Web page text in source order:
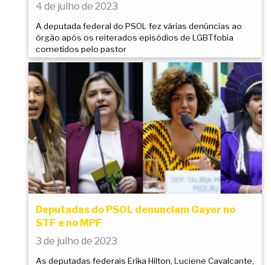
4 de julho de 2023
A deputada federal do PSOL fez várias denúncias ao
órgão após os reiterados episódios de LGBTfobia
cometidos pelo pastor
Deputadas do PSOL denunciam Gayer no
STF e no MPF
3 de julho de 2023
As deputadas federais Erika Hilton, Luciene Cavalcante,